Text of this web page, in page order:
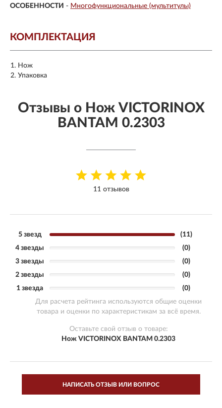
ОСОБЕННОСТИ - Многофункциональные (мультитулы)
КОМПЛЕКТАЦИЯ
Нож
Упаковка
Отзывы о Нож VICTORINOX
BANTAM 0.2303
11 отзывов
5 звезд
(11)
4 звезды
(0)
3 звезды
(0)
2 звезды
(0)
1 звезда
(0)
Для расчета рейтинга используются общие оценки
товара и оценки по характеристикам за всё время.
Оставьте свой отзыв о товаре:
Нож VICTORINOX BANTAM 0.2303
НАПИСАТЬ ОТЗЫВ ИЛИ ВОПРОС